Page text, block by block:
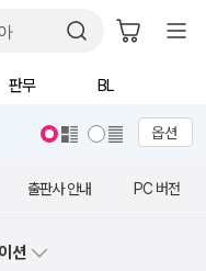
판무 BL
옵션
출판사 안내 PC 버전
션